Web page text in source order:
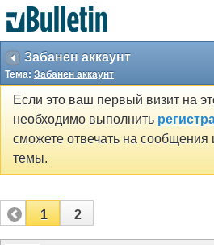
Забанен аккаунт
Тема: Забанен аккаунт
Если это ваш первый визит на
необходимо выполнить
сможете отвечать на сообщения
темы.
1 2